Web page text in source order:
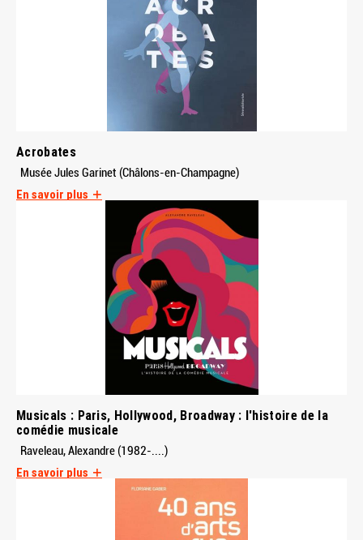
Acrobates
Musée Jules Garinet (Châlons-en-Champagne)
En savoir plus
Musicals : Paris, Hollywood, Broadway : l'histoire de la
comédie musicale
Raveleau, Alexandre (1982-....)
En savoir plus